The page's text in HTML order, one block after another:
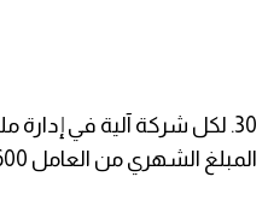
30. لكل شركة آلية في إدارة
المبلغ الشهري من العامل 600 شيكل.